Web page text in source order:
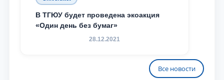
В ТГЮУ будет проведена экоакция
«Один день без бумаг»
28.12.2021
Все новости